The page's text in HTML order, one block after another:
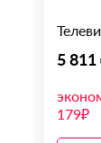
5 811
179₽